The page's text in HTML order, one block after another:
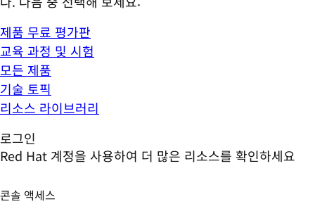
제품 무료 평가판
교육 과정 및 시험
모든 제품
기술 토픽
리소스 라이브러리
로그인
Red Hat 계정을 사용하여 더 많은 리소스를 확인하세요
콘솔 액세스